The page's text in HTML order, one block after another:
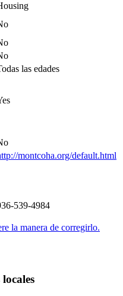
las edades
montcoha.org/default.html
539-4984
la manera de corregirlo.